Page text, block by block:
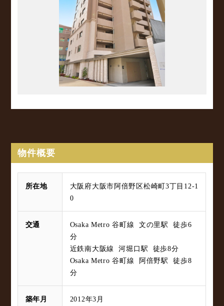
物件概要
所在地
大阪府大阪市阿倍野区松崎町3丁目12-1
0
交通
Osaka Metro 谷町線 文の里駅 徒歩6
分
近鉄南大阪線 河堀口駅 徒歩8分
Osaka Metro 谷町線 阿倍野駅 徒歩8
分
築年月 2012年3月